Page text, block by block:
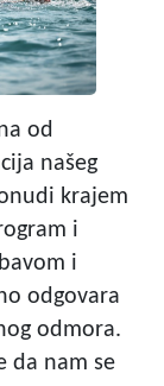
od
našeg
krajem
i
i
odgovara
odmora.
da nam se